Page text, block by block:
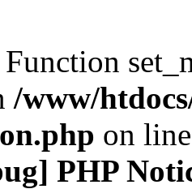
Function
/www/
on
PHP